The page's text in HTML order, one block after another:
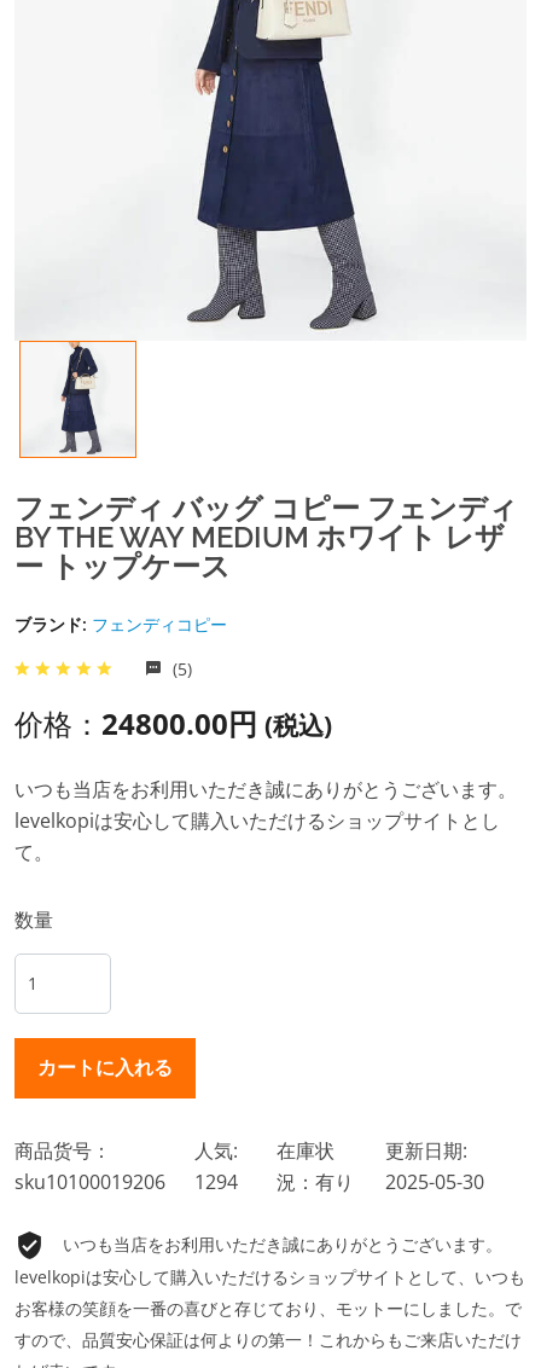
フェンディ バッグ コピー フェンディ
BY THE WAY MEDIUM ホワイト レザ
ー トップケース
ブランド: フェンディコピー
(5)
价格： 24800.00円 (税込)
いつも当店をお利用いただき誠にありがとうございます。
levelkopiは安心して購入いただけるショップサイトとし
て。
数量
商品货号：
sku10100019206
人気:
1294
在庫状
況：有り
更新日期:
2025-05-30
いつも当店をお利用いただき誠にありがとうございます。
levelkopiは安心して購入いただけるショップサイトとして、いつも
お客様の笑顔を一番の喜びと存じており、モットーにしました。で
すので、品質安心保証は何よりの第一！これからもご来店いただけ